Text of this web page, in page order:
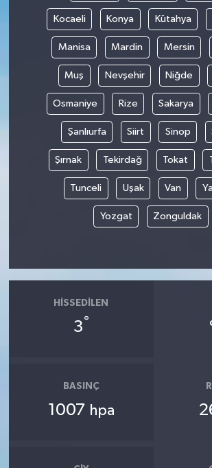
Kocaeli Konya Kütahya
Manisa Mardin Mersin
Muş Nevşehir Niğde
Osmaniye Rize Sakarya
Şanlıurfa Siirt Sinop
Şırnak Tekirdağ Tokat
Tunceli Uşak Van
Yozgat Zonguldak
HISSEDILEN
3°
BASINÇ
1007 hpa